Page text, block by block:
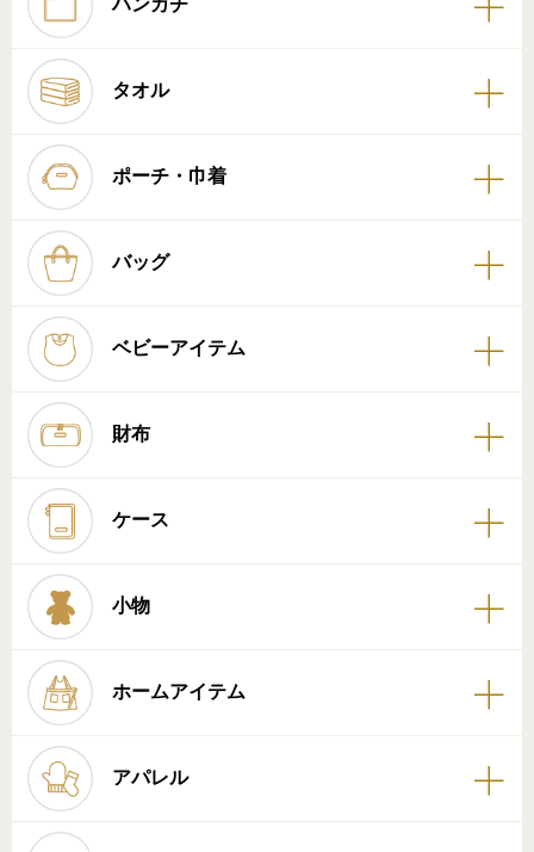
ハンカチ
タオル
ポーチ・巾着
バッグ
ベビーアイテム
財布
ケース
小物
ホームアイテム
アパレル